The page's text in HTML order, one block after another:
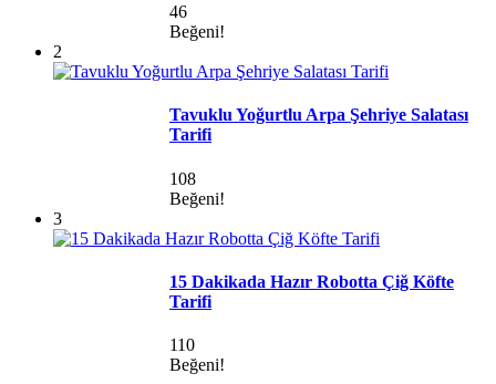
46
Beğeni!
2
Tavuklu Yoğurtlu Arpa Şehriye Salatası
Tarifi
108
Beğeni!
3
15 Dakikada Hazır Robotta Çiğ Köfte
Tarifi
110
Beğeni!